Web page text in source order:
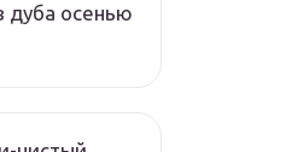
дуба осенью